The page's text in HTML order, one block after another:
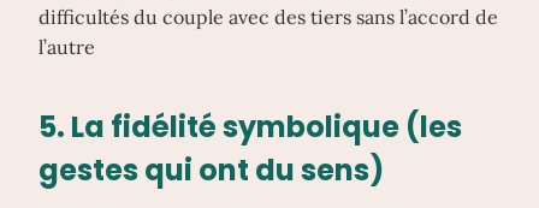
difficultés du couple avec des tiers sans l’accord de
l’autre
5. La fidélité symbolique (les
gestes qui ont du sens)